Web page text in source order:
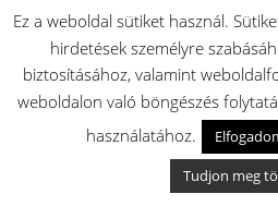
Gorenje
hűtő
RQ689N4BF1
Gorenje
RQ689N4BF1
Ez a weboldal sütiket használ.
hirdetések személyre
biztosításához, valamint
weboldalon való böngészés
használatához.
Tudjon meg